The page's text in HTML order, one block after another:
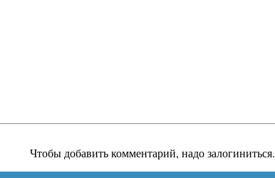
Чтобы добавить комментарий, надо залогиниться.